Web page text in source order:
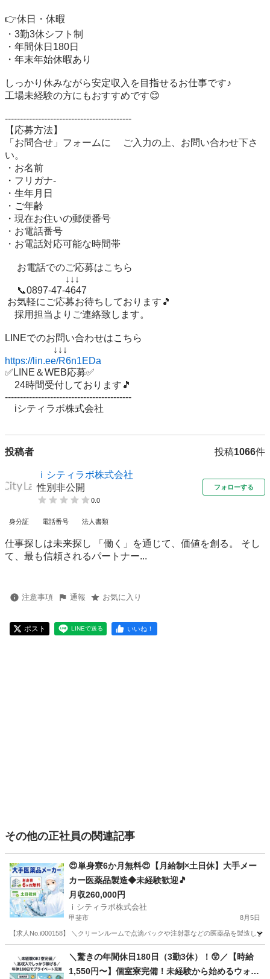
👉休日・休暇
・3勤3休シフト制
・年間休日180日
・年末年始休暇あり
しっかり休みながら安定収入を目指せるお仕事です♪
工場未経験の方にもおすすめです😊
------------------------------------------
【応募方法】
「お問合せ」フォームに 　ご入力の上、お問い合わせ下さ
い。
・お名前
・フリガナ-
・生年月日
・ご年齢
・現在お住いの郵便番号
・お電話番号
・お電話対応可能な時間帯
採用担当よりご連絡致します。
LINEでのお問い合わせはこちら
https://lin.ee/R6n1EDa
✅LINE＆WEB応募✅
24時間受付しております🎵
------------------------------------------
投稿者 投稿1066件
ｉシティラボ株式会社
性別非公開
0.0
フォローする
身分証 電話番号 法人書類
仕事探しは未来探し 「働く」を通じて、価値を創る。 そし
て、最も信頼されるパートナー...
注意事項 通報 お気に入り
ポスト LINEで送る いいね！
その他の正社員の関連記事
😍単身寮6か月無料😍【月給制×土日休】大手メー
カー医薬品製造◆未経験歓迎🎵
月収260,000円
ｉシティラボ株式会社
甲斐市 8月5日
【求人No.i000158】 ＼クリーンルームで点滴パックや注射器などの医薬品を製造し
その他 未経験
＼驚きの年間休日180日（3勤3休）！😲／【時給
1,550円〜】個室寮完備！未経験から始めるウォー